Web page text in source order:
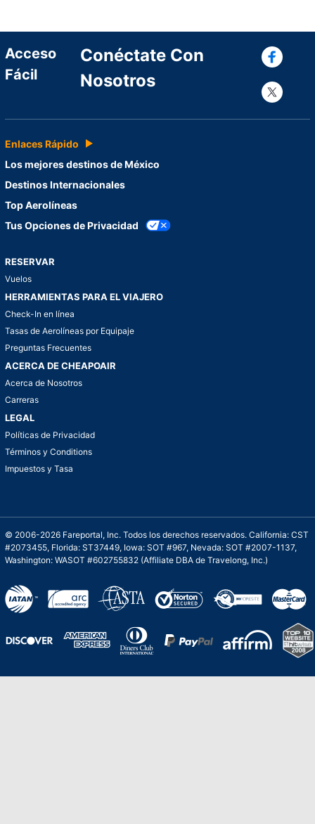
Acceso
Fácil
Conéctate Con
Nosotros
Enlaces Rápido
Los mejores destinos de México
Destinos Internacionales
Top Aerolíneas
Tus Opciones de Privacidad
RESERVAR
Vuelos
HERRAMIENTAS PARA EL VIAJERO
Check-In en línea
Tasas de Aerolíneas por Equipaje
Preguntas Frecuentes
ACERCA DE CHEAPOAIR
Acerca de Nosotros
Carreras
LEGAL
Políticas de Privacidad
Términos y Conditions
Impuestos y Tasa
© 2006-2026 Fareportal, Inc. Todos los derechos reservados. California: CST
#2073455, Florida: ST37449, Iowa: SOT #967, Nevada: SOT #2007-1137,
Washington: WASOT #602755832 (Affiliate DBA de Travelong, Inc.)